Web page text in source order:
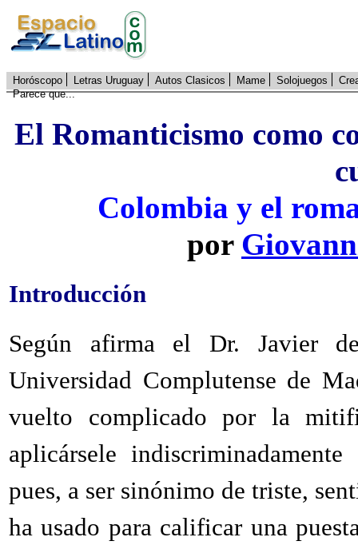
Horóscopo Letras Uruguay Autos Clasicos Mame Solojuegos
Parece que...
El Romanticismo como
Colombia y el
por
Introducción
Según afirma el Dr. Javier
Universidad Complutense de
vuelto complicado por la
aplicársele
pues, a ser sinónimo de triste,
ha usado para calificar una